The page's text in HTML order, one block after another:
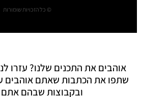
© כל הזכויות שומורות
אוהבים את התכנים שלנו? עזרו לנו
שתפו את הכתבות שאתם אוהבים
ובקבוצות שבהם אתם